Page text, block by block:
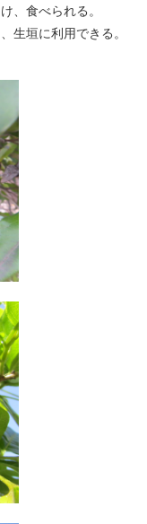
、食べられる。
垣に利用できる。